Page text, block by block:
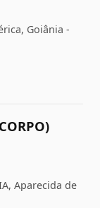
Goiânia -
Aparecida de